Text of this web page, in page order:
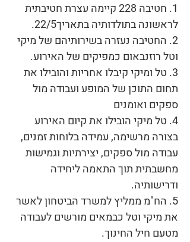
1. חטיבה 228 קיימה עצרת חטיבתית
לראשונה בתולדותיה בתאריך22/5.
2. החטיבה נעזרה בשירותיהם של מיקי
וטל רוזנבאום כמפיקים של האירוע.
3. טל ומיקי קיבלו אחריות והובילו את
תחום התוכן של המופע ועבודה מול
ספקים ואומנים
4. טל מיקי הובילו את קיום האירוע
בצורה מרשימה, עמידה בלוחות זמנים,
עבודה מול ספקים, יצירתיות וגמישות
מחשבתית תוך התאמה ליחידה
ודרישותיה.
5. הח"מ ממליץ למשרד הביטחון לאשר
את מיקי וטל כבמאים מורשים לעבודה
מטעם חיל החינוך.